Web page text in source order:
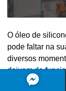
O óleo de
pode faltar na
diversos
deixem de
Máquinas